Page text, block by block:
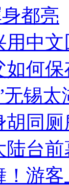
都亮
用中
如何
无锡
同
台
游客